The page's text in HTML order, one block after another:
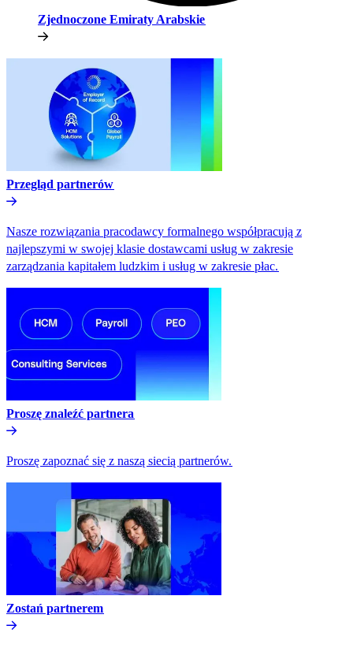
Zjednoczone Emiraty Arabskie​​
Przegląd partnerów​​
Nasze rozwiązania pracodawcy formalnego współpracują z
najlepszymi w swojej klasie dostawcami usług w zakresie
zarządzania kapitałem ludzkim i usług w zakresie płac.​​
Proszę znaleźć partnera​​
Proszę zapoznać się z naszą siecią partnerów.​​
Zostań partnerem​​